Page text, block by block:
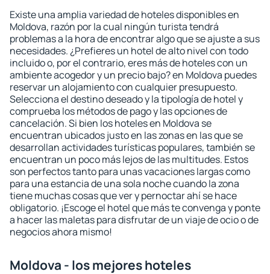
Existe una amplia variedad de hoteles disponibles en
Moldova, razón por la cual ningún turista tendrá
problemas a la hora de encontrar algo que se ajuste a sus
necesidades. ¿Prefieres un hotel de alto nivel con todo
incluido o, por el contrario, eres más de hoteles con un
ambiente acogedor y un precio bajo? en Moldova puedes
reservar un alojamiento con cualquier presupuesto.
Selecciona el destino deseado y la tipología de hotel y
comprueba los métodos de pago y las opciones de
cancelación. Si bien los hoteles en Moldova se
encuentran ubicados justo en las zonas en las que se
desarrollan actividades turísticas populares, también se
encuentran un poco más lejos de las multitudes. Estos
son perfectos tanto para unas vacaciones largas como
para una estancia de una sola noche cuando la zona
tiene muchas cosas que ver y pernoctar ahí se hace
obligatorio. ¡Escoge el hotel que más te convenga y ponte
a hacer las maletas para disfrutar de un viaje de ocio o de
negocios ahora mismo!
Moldova - los mejores hoteles